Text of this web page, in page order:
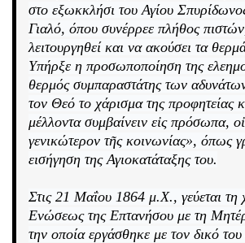
στο εξωκκλήσι του Αγίου
Γιαλό, όπου συνέρρεε πλήθος
λειτουργηθεί και να ακούσει τα
Υπήρξε η προσωποποίηση της
θερμός συμπαραστάτης των
τον Θεό το χάρισμα της προφητείας
μέλλοντα συμβαίνειν εἰς πρόσωπα,
γενικώτερον τῆς κοινωνίας», όπως
εισήγηση της Αγιοκατάταξης του.
Στις 21 Μαΐου 1864 μ.Χ., γεύεται τη
Ενώσεως της Επτανήσου με τη
την οποία εργάσθηκε με τον δικό του